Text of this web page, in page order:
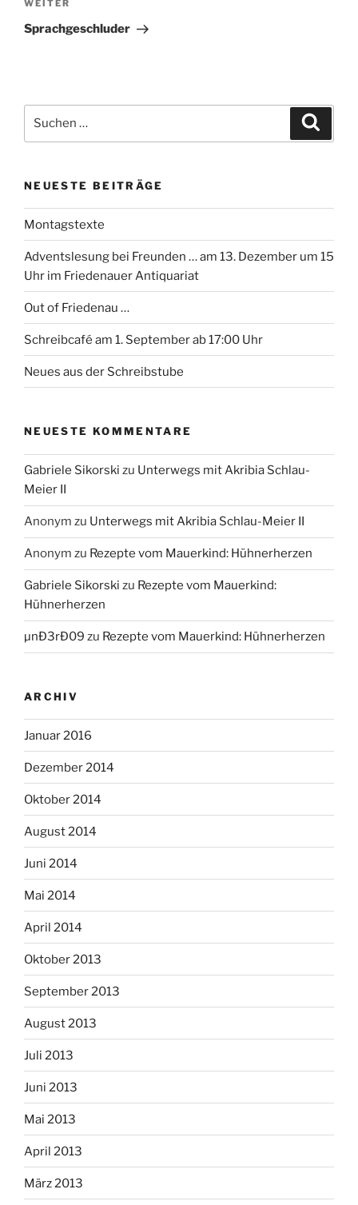
Nächster
Beitrag
WEITER
Sprachgeschluder
nach:
NEUESTE BEITRÄGE
Montagstexte
Adventslesung bei Freunden … am 13. Dezember um 15
Uhr im Friedenauer Antiquariat
Out of Friedenau …
Schreibcafé am 1. September ab 17:00 Uhr
Neues aus der Schreibstube
NEUESTE KOMMENTARE
Gabriele Sikorski zu Unterwegs mit Akribia Schlau-
Meier II
Anonym zu Unterwegs mit Akribia Schlau-Meier II
Anonym zu Rezepte vom Mauerkind: Hühnerherzen
Gabriele Sikorski zu Rezepte vom Mauerkind:
Hühnerherzen
µnÐ3rÐ09 zu Rezepte vom Mauerkind: Hühnerherzen
ARCHIV
Januar 2016
Dezember 2014
Oktober 2014
August 2014
Juni 2014
Mai 2014
April 2014
Oktober 2013
September 2013
August 2013
Juli 2013
Juni 2013
Mai 2013
April 2013
März 2013